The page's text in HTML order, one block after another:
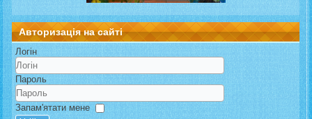
Авторизація на сайті
Логін
Пароль
Запам'ятати мене